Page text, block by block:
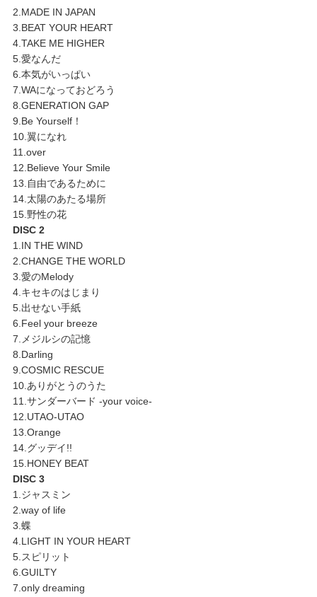
2.MADE IN JAPAN
3.BEAT YOUR HEART
4.TAKE ME HIGHER
5.愛なんだ
6.本気がいっぱい
7.WAになっておどろう
8.GENERATION GAP
9.Be Yourself！
10.翼になれ
11.over
12.Believe Your Smile
13.自由であるために
14.太陽のあたる場所
15.野性の花
DISC 2
1.IN THE WIND
2.CHANGE THE WORLD
3.愛のMelody
4.キセキのはじまり
5.出せない手紙
6.Feel your breeze
7.メジルシの記憶
8.Darling
9.COSMIC RESCUE
10.ありがとうのうた
11.サンダーバード -your voice-
12.UTAO-UTAO
13.Orange
14.グッデイ!!
15.HONEY BEAT
DISC 3
1.ジャスミン
2.way of life
3.蝶
4.LIGHT IN YOUR HEART
5.スピリット
6.GUILTY
7.only dreaming